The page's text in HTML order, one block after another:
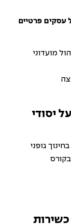
עסקים פרטיים
מועדוני
יסודי
לימוד בחינוך גופני
כשירות